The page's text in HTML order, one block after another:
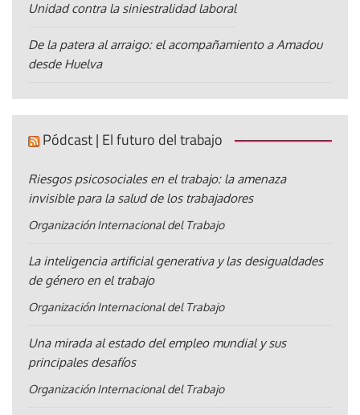
Unidad contra la siniestralidad laboral
De la patera al arraigo: el acompañamiento a Amadou
desde Huelva
Pódcast | El futuro del trabajo
Riesgos psicosociales en el trabajo: la amenaza
invisible para la salud de los trabajadores
Organización Internacional del Trabajo
La inteligencia artificial generativa y las desigualdades
de género en el trabajo
Organización Internacional del Trabajo
Una mirada al estado del empleo mundial y sus
principales desafíos
Organización Internacional del Trabajo